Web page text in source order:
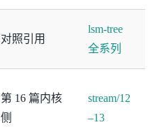
对照引用
lsm-tree
全系列
第 16 篇内核
侧
stream/12
–13